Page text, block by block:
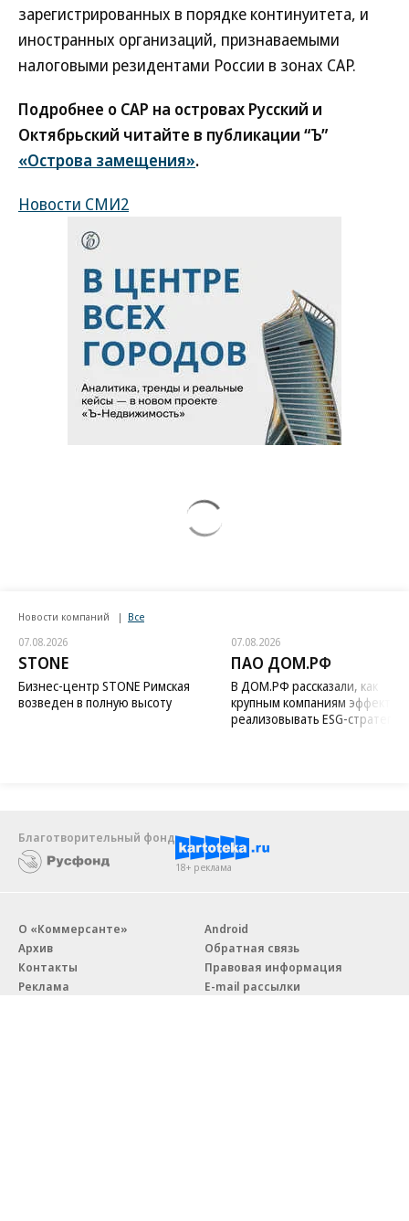
зарегистрированных в порядке континуитета, и
иностранных организаций, признаваемыми
налоговыми резидентами России в зонах САР.
Подробнее о САР на островах Русский и
Октябрьский читайте в публикации “Ъ”
«Острова замещения».
Новости СМИ2
Новости компаний Все
07.08.2026
STONE
Бизнес-центр STONE Римская
возведен в полную высоту
07.08.2026
ПАО ДОМ.РФ
В ДОМ.РФ рассказали, как
крупным компаниям
реализовывать ESG-стратегию
Благотворительный фонд
18+ реклама
О «Коммерсанте»
Архив
Контакты
Реклама
Android
Обратная связь
Правовая информация
E-mail рассылки